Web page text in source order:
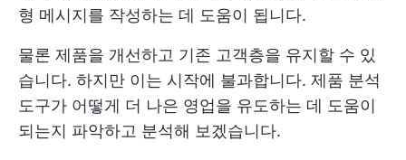
형 메시지를 작성하는 데 도움이 됩니다.
물론 제품을 개선하고 기존 고객층을 유지할 수 있
습니다. 하지만 이는 시작에 불과합니다. 제품 분석
도구가 어떻게 더 나은 영업을 유도하는 데 도움이
되는지 파악하고 분석해 보겠습니다.